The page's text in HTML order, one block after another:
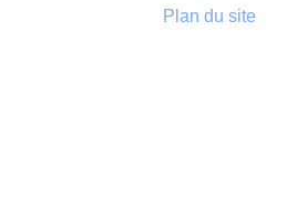
Plan du site